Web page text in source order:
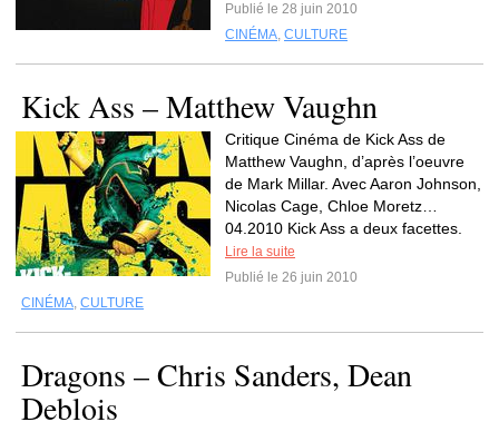
Publié le 28 juin 2010
CINÉMA, CULTURE
Kick Ass – Matthew Vaughn
Critique Cinéma de Kick Ass de
Matthew Vaughn, d’après l’oeuvre
de Mark Millar. Avec Aaron Johnson,
Nicolas Cage, Chloe Moretz…
04.2010 Kick Ass a deux facettes.
Lire la suite
Publié le 26 juin 2010
CINÉMA, CULTURE
Dragons – Chris Sanders, Dean
Deblois